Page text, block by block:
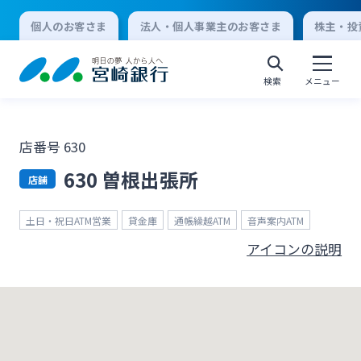
個人のお客さま 法人・個人事業主のお客さま 株主・
検索 メニュー
個人向けインターネットバンキング
ログオン
店番号 630
店舗 630 曽根出張所
土日・祝日ATM営業 貸金庫 通帳繰越ATM 音声案内ATM
アイコンの説明